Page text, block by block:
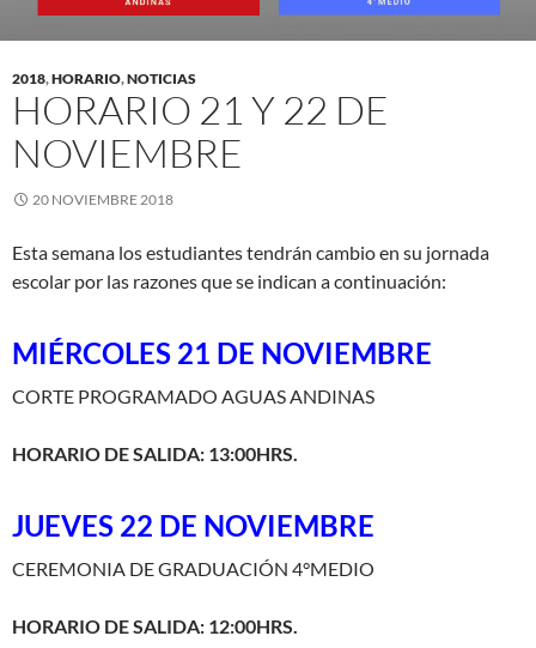
2018,HORARIO,NOTICIAS
HORARIO 21 Y 22 DE
NOVIEMBRE
20 NOVIEMBRE 2018
Esta semana los estudiantes tendrán cambio en su jornada
escolar por las razones que se indican a continuación:
MIÉRCOLES 21 DE NOVIEMBRE
CORTE PROGRAMADO AGUAS ANDINAS
HORARIO DE SALIDA: 13:00HRS.
JUEVES 22 DE NOVIEMBRE
CEREMONIA DE GRADUACIÓN 4°MEDIO
HORARIO DE SALIDA: 12:00HRS.